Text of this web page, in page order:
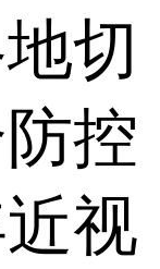
切
控
视